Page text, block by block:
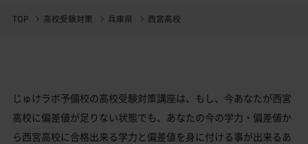
TOP 高校受験対策 兵庫県 西宮高校
じゅけラボ予備校の高校受験対策講座は、もし、今あなたが西宮
高校に偏差値が足りない状態でも、あなたの今の学力・偏差値か
ら西宮高校に合格出来る学力と偏差値を身に付ける事が出来るあ